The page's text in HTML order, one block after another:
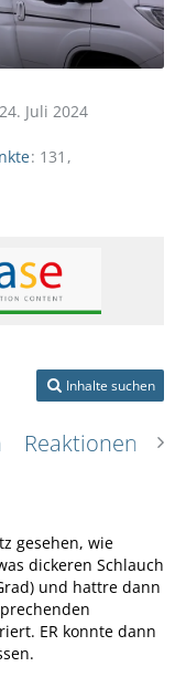
Juli 2024
131
Inhalte suchen
Reaktionen
gesehen, wie
dickeren Schlauch
und hattre dann
ER konnte dann